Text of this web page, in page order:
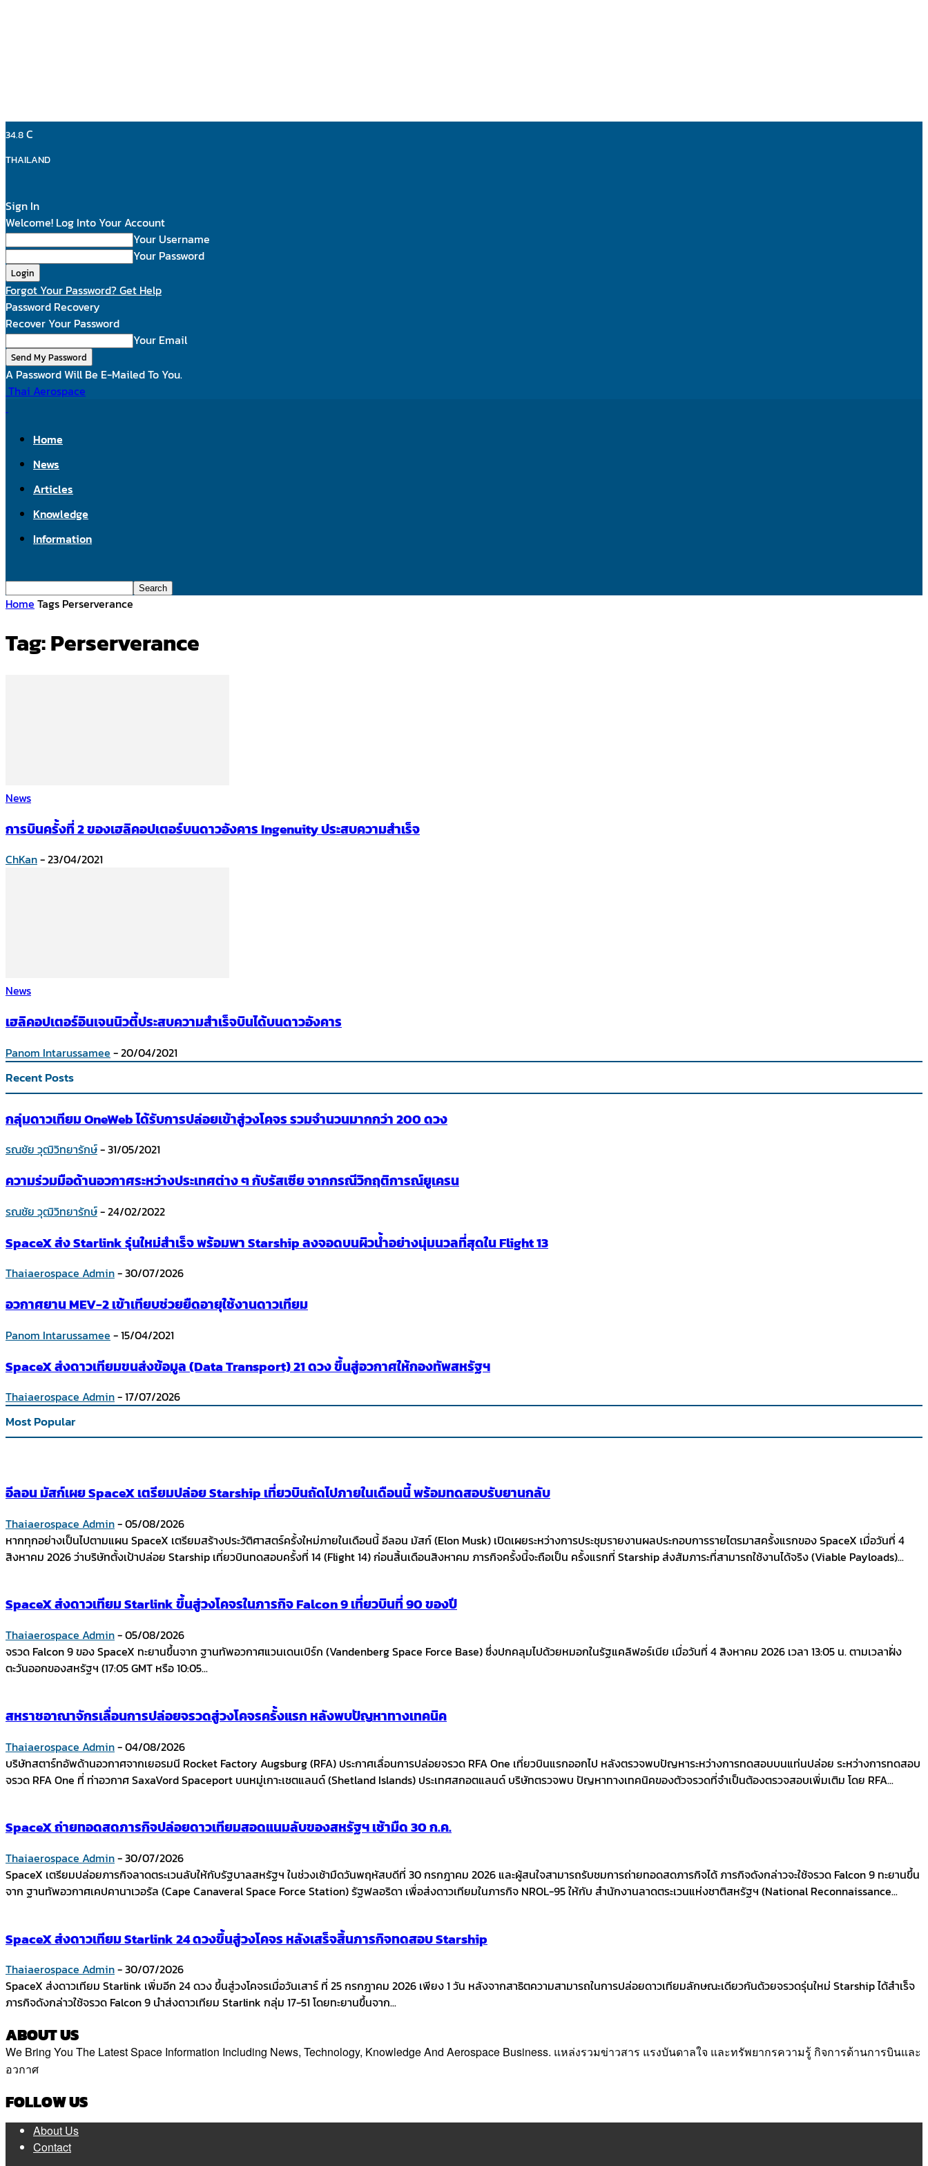
34.8C
THAILAND
Sign In
Welcome! Log Into Your Account
Your Username
Your Password
Forgot Your Password? Get Help
Password Recovery
Recover Your Password
Your Email
A Password Will Be E-Mailed To You.
Thai Aerospace
Home
News
Articles
Knowledge
Information
Home Tags Perserverance
Tag: Perserverance
News
การบินครั้งที่ 2 ของเฮลิคอปเตอร์บนดาวอังคาร Ingenuity ประสบความสำเร็จ
ChKan-23/04/2021
News
เฮลิคอปเตอร์อินเจนนิวตี้ประสบความสำเร็จบินได้บนดาวอังคาร
Panom Intarussamee -20/04/2021
Recent Posts
กลุ่มดาวเทียม OneWeb ได้รับการปล่อยเข้าสู่วงโคจร รวมจำนวนมากกว่า 200 ดวง
รณชัย วุฒิวิทยารักษ์-31/05/2021
ความร่วมมือด้านอวกาศระหว่างประเทศต่าง ๆ กับรัสเซีย จากกรณีวิกฤติการณ์ยูเครน
รณชัย วุฒิวิทยารักษ์-24/02/2022
SpaceX ส่ง Starlink รุ่นใหม่สำเร็จ พร้อมพา Starship ลงจอดบนผิวน้ำอย่างนุ่มนวลที่สุดใน Flight 13
Thaiaerospace Admin-30/07/2026
อวกาศยาน MEV-2 เข้าเทียบช่วยยืดอายุใช้งานดาวเทียม
Panom Intarussamee -15/04/2021
SpaceX ส่งดาวเทียมขนส่งข้อมูล (Data Transport) 21 ดวง ขึ้นสู่อวกาศให้กองทัพสหรัฐฯ
Thaiaerospace Admin-17/07/2026
Most Popular
อีลอน มัสก์เผย SpaceX เตรียมปล่อย Starship เที่ยวบินถัดไปภายในเดือนนี้ พร้อมทดสอบรับยานกลับ
Thaiaerospace Admin-05/08/2026
หากทุกอย่างเป็นไปตามแผน SpaceX เตรียมสร้างประวัติศาสตร์ครั้งใหม่ภายในเดือนนี้ อีลอน มัสก์ (Elon Musk) เปิดเผยระหว่างการประชุมรายงานผลประกอบการรายไตรมาสครั้งแรกของ SpaceX เมื่อวันที่ 4
สิงหาคม 2026 ว่าบริษัทตั้งเป้าปล่อย Starship เที่ยวบินทดสอบครั้งที่ 14 (Flight 14) ก่อนสิ้นเดือนสิงหาคม ภารกิจครั้งนี้จะถือเป็น ครั้งแรกที่ Starship ส่งสัมภาระที่สามารถใช้งานได้จริง (Viable Payloads)...
SpaceX ส่งดาวเทียม Starlink ขึ้นสู่วงโคจรในภารกิจ Falcon 9 เที่ยวบินที่ 90 ของปี
Thaiaerospace Admin-05/08/2026
จรวด Falcon 9 ของ SpaceX ทะยานขึ้นจาก ฐานทัพอวกาศแวนเดนเบิร์ก (Vandenberg Space Force Base) ซึ่งปกคลุมไปด้วยหมอกในรัฐแคลิฟอร์เนีย เมื่อวันที่ 4 สิงหาคม 2026 เวลา 13:05 น. ตามเวลาฝั่ง
ตะวันออกของสหรัฐฯ (17:05 GMT หรือ 10:05...
สหราชอาณาจักรเลื่อนการปล่อยจรวดสู่วงโคจรครั้งแรก หลังพบปัญหาทางเทคนิค
Thaiaerospace Admin-04/08/2026
บริษัทสตาร์ทอัพด้านอวกาศจากเยอรมนี Rocket Factory Augsburg (RFA) ประกาศเลื่อนการปล่อยจรวด RFA One เที่ยวบินแรกออกไป หลังตรวจพบปัญหาระหว่างการทดสอบบนแท่นปล่อย ระหว่างการทดสอบ
จรวด RFA One ที่ ท่าอวกาศ SaxaVord Spaceport บนหมู่เกาะเชตแลนด์ (Shetland Islands) ประเทศสกอตแลนด์ บริษัทตรวจพบ ปัญหาทางเทคนิคของตัวจรวดที่จำเป็นต้องตรวจสอบเพิ่มเติม โดย RFA...
SpaceX ถ่ายทอดสดภารกิจปล่อยดาวเทียมสอดแนมลับของสหรัฐฯ เช้ามืด 30 ก.ค.
Thaiaerospace Admin-30/07/2026
SpaceX เตรียมปล่อยภารกิจลาดตระเวนลับให้กับรัฐบาลสหรัฐฯ ในช่วงเช้ามืดวันพฤหัสบดีที่ 30 กรกฎาคม 2026 และผู้สนใจสามารถรับชมการถ่ายทอดสดภารกิจได้ ภารกิจดังกล่าวจะใช้จรวด Falcon 9 ทะยานขึ้น
จาก ฐานทัพอวกาศเคปคานาเวอรัล (Cape Canaveral Space Force Station) รัฐฟลอริดา เพื่อส่งดาวเทียมในภารกิจ NROL-95 ให้กับ สำนักงานลาดตระเวนแห่งชาติสหรัฐฯ (National Reconnaissance...
SpaceX ส่งดาวเทียม Starlink 24 ดวงขึ้นสู่วงโคจร หลังเสร็จสิ้นภารกิจทดสอบ Starship
Thaiaerospace Admin-30/07/2026
SpaceX ส่งดาวเทียม Starlink เพิ่มอีก 24 ดวง ขึ้นสู่วงโคจรเมื่อวันเสาร์ ที่ 25 กรกฎาคม 2026 เพียง 1 วัน หลังจากสาธิตความสามารถในการปล่อยดาวเทียมลักษณะเดียวกันด้วยจรวดรุ่นใหม่ Starship ได้สำเร็จ
ภารกิจดังกล่าวใช้จรวด Falcon 9 นำส่งดาวเทียม Starlink กลุ่ม 17-51 โดยทะยานขึ้นจาก...
ABOUT US
We Bring You The Latest Space Information Including News, Technology, Knowledge And Aerospace Business. แหล่งรวมข่าวสาร แรงบันดาลใจ และทรัพยากรความรู้ กิจการด้านการบินและ
อวกาศ
FOLLOW US
About Us
Contact